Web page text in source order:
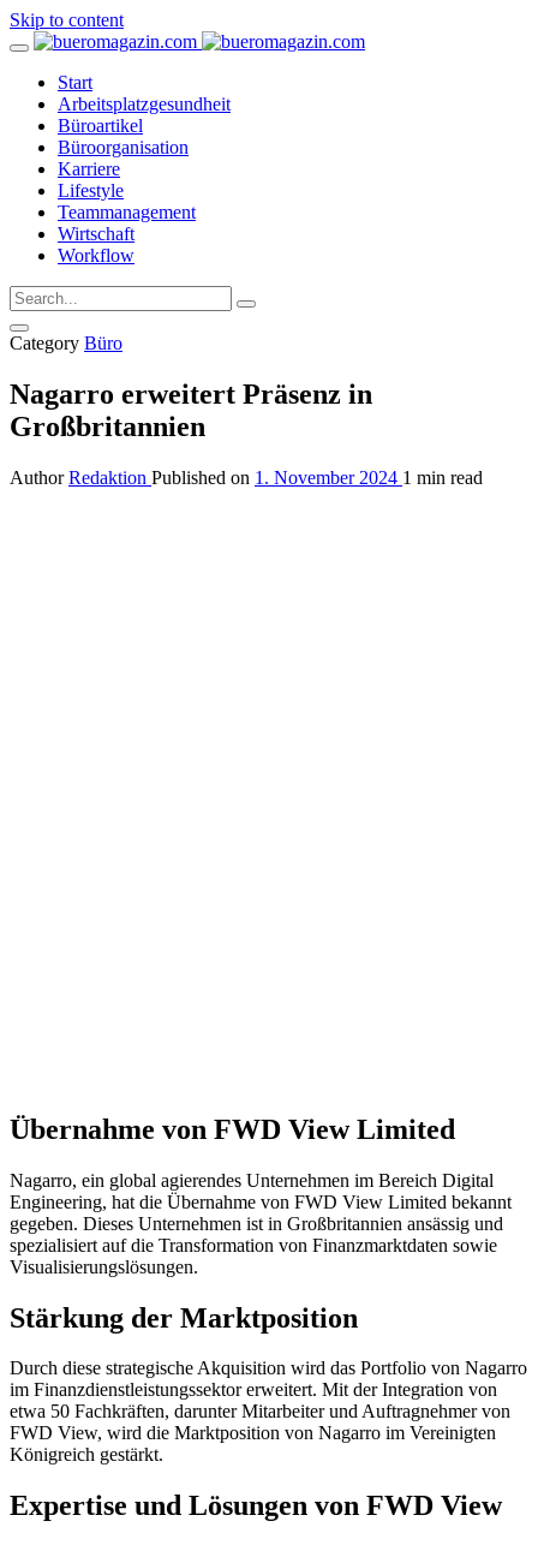
Skip to content
Start
Arbeitsplatzgesundheit
Büroartikel
Büroorganisation
Karriere
Lifestyle
Teammanagement
Wirtschaft
Workflow
Category Büro
Nagarro erweitert Präsenz in
Großbritannien
Author Redaktion Published on 1. November 2024 1 min read
Übernahme von FWD View Limited
Nagarro, ein global agierendes Unternehmen im Bereich Digital
Engineering, hat die Übernahme von FWD View Limited bekannt
gegeben. Dieses Unternehmen ist in Großbritannien ansässig und
spezialisiert auf die Transformation von Finanzmarktdaten sowie
Visualisierungslösungen.
Stärkung der Marktposition
Durch diese strategische Akquisition wird das Portfolio von Nagarro
im Finanzdienstleistungssektor erweitert. Mit der Integration von
etwa 50 Fachkräften, darunter Mitarbeiter und Auftragnehmer von
FWD View, wird die Marktposition von Nagarro im Vereinigten
Königreich gestärkt.
Expertise und Lösungen von FWD View